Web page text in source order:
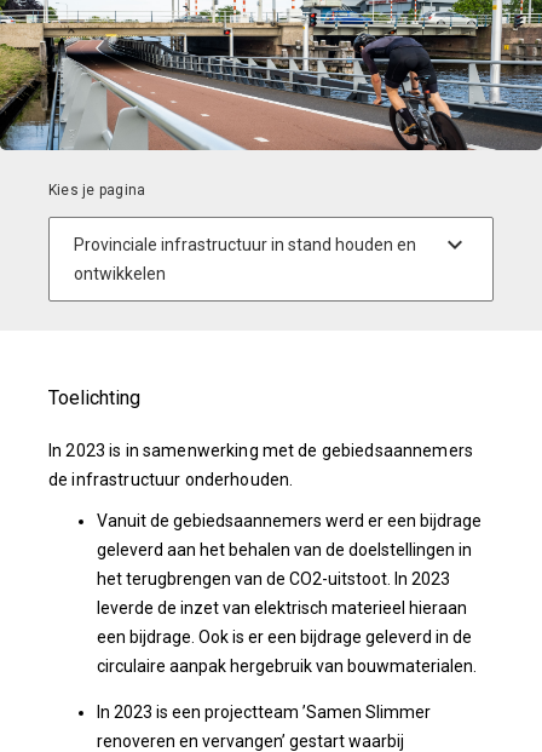
Toelichting
In 2023 is in samenwerking met de gebiedsaannemers
de infrastructuur onderhouden.
Vanuit de gebiedsaannemers werd er een bijdrage
geleverd aan het behalen van de doelstellingen in
het terugbrengen van de CO2-uitstoot. In 2023
leverde de inzet van elektrisch materieel hieraan
een bijdrage. Ook is er een bijdrage geleverd in de
circulaire aanpak hergebruik van bouwmaterialen.
In 2023 is een projectteam ’Samen Slimmer
renoveren en vervangen’ gestart waarbij